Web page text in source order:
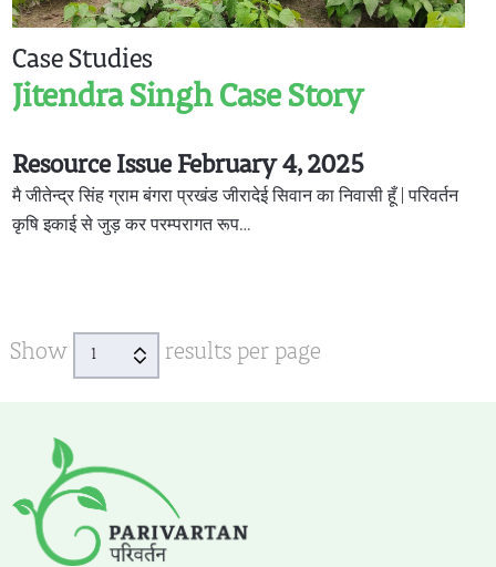
Case Studies
Jitendra Singh Case Story
Resource Issue February 4, 2025
मै जीतेन्द्र सिंह ग्राम बंगरा प्रखंड जीरादेई सिवान का निवासी हूँ | परिवर्तन
कृषि इकाई से जुड़ कर परम्परागत रूप…
Show results per page